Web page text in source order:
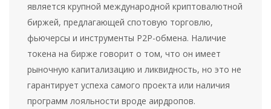
являетсякрупной международной криптовалютной
биржей, предлагающей спотовую торговлю,
фьючерсы и инструменты P2P-обмена. Наличие
токена на бирже говорит о том, что он имеет
рыночную капитализацию и ликвидность, но это не
гарантирует успеха самого проекта или наличия
программ лояльности вроде аирдропов.